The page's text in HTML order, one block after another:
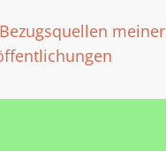
meiner